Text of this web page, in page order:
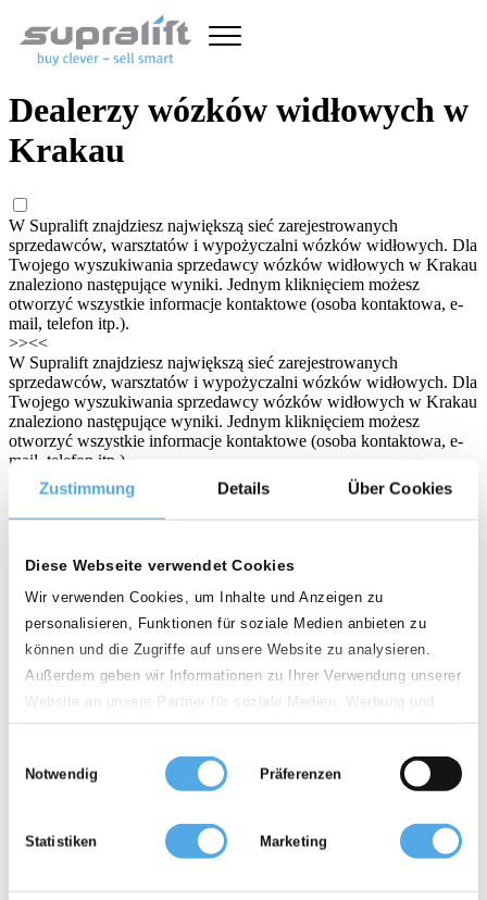
Zustimmung Details Über Cookies
Diese Webseite verwendet Cookies
Wir verwenden Cookies, um Inhalte und Anzeigen zu
personalisieren, Funktionen für soziale Medien anbieten zu
können und die Zugriffe auf unsere Website zu analysieren.
Außerdem geben wir Informationen zu Ihrer Verwendung unserer
Website an unsere Partner für soziale Medien, Werbung und
Analysen weiter. Unsere Partner führen diese Informationen
möglicherweise mit weiteren Daten zusammen, die Sie ihnen
bereitgestellt haben oder die sie im Rahmen Ihrer Nutzung der
Notwendig Präferenzen
Statistiken Marketing
Dealerzy wózków widłowych w
Krakau
W Supralift znajdziesz największą sieć zarejestrowanych
sprzedawców, warsztatów i wypożyczalni wózków widłowych. Dla
Twojego wyszukiwania sprzedawcy wózków widłowych w Krakau
znaleziono następujące wyniki. Jednym kliknięciem możesz
otworzyć wszystkie informacje kontaktowe (osoba kontaktowa, e-
mail, telefon itp.).
>><<
W Supralift znajdziesz największą sieć zarejestrowanych
sprzedawców, warsztatów i wypożyczalni wózków widłowych. Dla
Twojego wyszukiwania sprzedawcy wózków widłowych w Krakau
znaleziono następujące wyniki. Jednym kliknięciem możesz
otworzyć wszystkie informacje kontaktowe (osoba kontaktowa, e-
mail, telefon itp.).
Słowo kluczowe/Sprzedawca
Kraj
Polska
Kod pocztowy
Odleglość
0 sprzedawców